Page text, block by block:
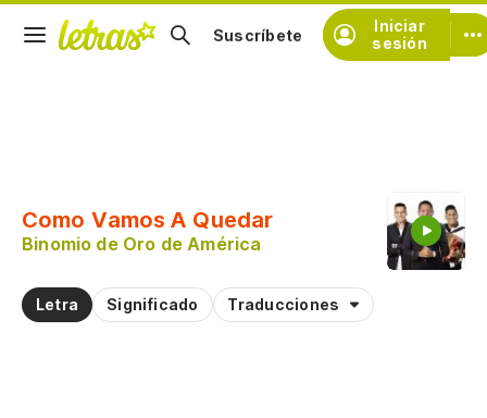
Iniciar
sesión
Suscríbete
Como Vamos A Quedar
Binomio de Oro de América
Letra Significado Traducciones
Practicar la pronunciación de